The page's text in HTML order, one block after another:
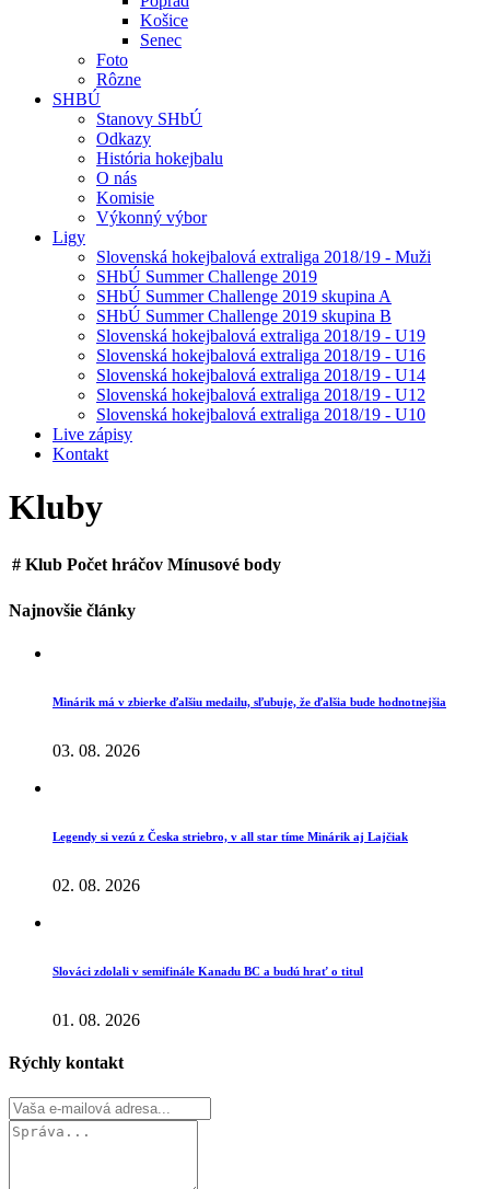
Košice
Senec
Foto
Rôzne
SHBÚ
Stanovy SHbÚ
Odkazy
História hokejbalu
O nás
Komisie
Výkonný výbor
Ligy
Slovenská hokejbalová extraliga 2018/19 - Muži
SHbÚ Summer Challenge 2019
SHbÚ Summer Challenge 2019 skupina A
SHbÚ Summer Challenge 2019 skupina B
Slovenská hokejbalová extraliga 2018/19 - U19
Slovenská hokejbalová extraliga 2018/19 - U16
Slovenská hokejbalová extraliga 2018/19 - U14
Slovenská hokejbalová extraliga 2018/19 - U12
Slovenská hokejbalová extraliga 2018/19 - U10
Live zápisy
Kontakt
Kluby
# Klub Počet hráčov Mínusové body
Najnovšie články
Minárik má v zbierke ďalšiu medailu, sľubuje, že ďalšia bude hodnotnejšia
03. 08. 2026
Legendy si vezú z Česka striebro, v all star tíme Minárik aj Lajčiak
02. 08. 2026
Slováci zdolali v semifinále Kanadu BC a budú hrať o titul
01. 08. 2026
Rýchly kontakt